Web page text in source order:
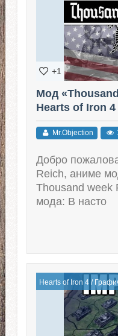
+1
Мод
Hearts of Iron 4
Mr.Objection
Добро
Reich, аниме
Thousand week
мода: В насто
Hearts of Iron 4/